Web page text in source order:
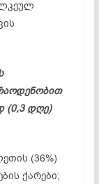
(0,3 დღე)
(36%)
ქარები;